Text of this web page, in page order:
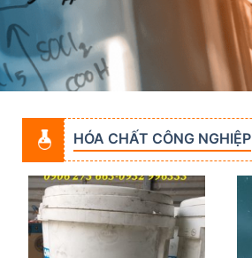
HÓA CHẤT CÔNG NGHIỆP
Add to
wishlist